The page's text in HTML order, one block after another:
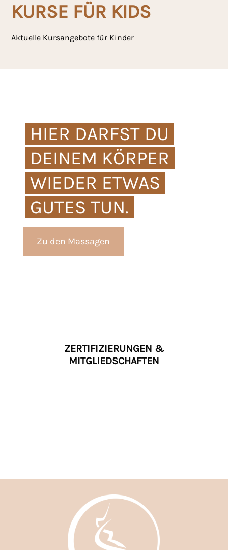
KURSE FÜR KIDS
Aktuelle Kursangebote für Kinder
HIER DARFST DU
DEINEM KÖRPER
WIEDER ETWAS
GUTES TUN.
Zu den Massagen
ZERTIFIZIERUNGEN &
MITGLIEDSCHAFTEN